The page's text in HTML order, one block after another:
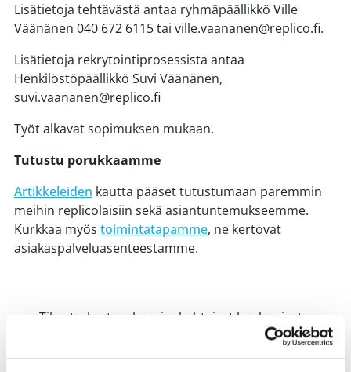
Lisätietoja tehtävästä antaa ryhmäpäällikkö Ville
Väänänen 040 672 6115 tai ville.vaananen@replico.fi.
Lisätietoja rekrytointiprosessista antaa
Henkilöstöpäällikkö Suvi Väänänen,
suvi.vaananen@replico.fi
Työt alkavat sopimuksen mukaan.
Tutustu porukkaamme
Artikkeleiden kautta pääset tutustumaan paremmin
meihin replicolaisiin sekä asiantuntemukseemme.
Kurkkaa myös toimintatapamme, ne kertovat
asiakaspalveluasenteestamme.
Tilaa tarkastusalan ajankohtaiset kuulumiset
suoraan sähköpostiisi uutiskirjeen muodossa!